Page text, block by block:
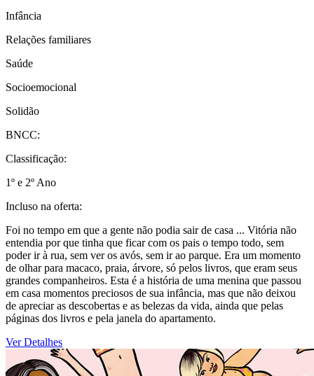
Infância
Relações familiares
Saúde
Socioemocional
Solidão
BNCC:
Classificação:
1º e 2º Ano
Incluso na oferta:
Foi no tempo em que a gente não podia sair de casa ... Vitória não
entendia por que tinha que ficar com os pais o tempo todo, sem
poder ir à rua, sem ver os avós, sem ir ao parque. Era um momento
de olhar para macaco, praia, árvore, só pelos livros, que eram seus
grandes companheiros. Esta é a história de uma menina que passou
em casa momentos preciosos de sua infância, mas que não deixou
de apreciar as descobertas e as belezas da vida, ainda que pelas
páginas dos livros e pela janela do apartamento.
Ver Detalhes